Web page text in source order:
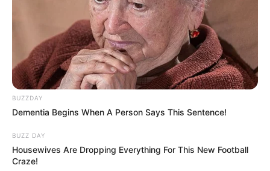
BUZZDAY
Dementia Begins When A Person Says This Sentence!
BUZZ DAY
Housewives Are Dropping Everything For This New Football
Craze!